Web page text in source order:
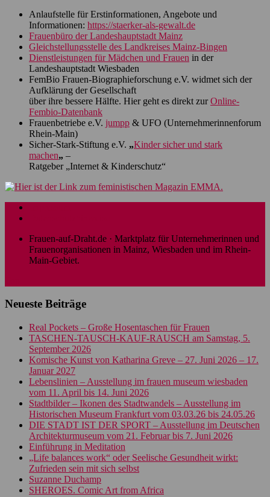
Anlaufstelle für Erstinformationen, Angebote und
Informationen: https://staerker-als-gewalt.de
Frauenbüro der Landeshauptstadt Mainz
Gleichstellungsstelle des Landkreises Mainz-Bingen
Dienstleistungen für Mädchen und Frauen in der
Landeshauptstadt Wiesbaden
FemBio Frauen-Biographieforschung e.V. widmet sich der
Aufklärung der Gesellschaft
über ihre bessere Hälfte. Hier geht es direkt zurOnline-
Fembio-Datenbank
Frauenbetriebe e.V. jumpp & UFO (Unternehmerinnenforum
Rhein-Main)
Sicher-Stark-Stiftung e.V. „Kinder sicher und stark
machen„ –
Ratgeber „Internet & Kinderschutz“
Frauen-auf-Draht.de · Marktplatz für Unternehmerinnen und
Frauenorganisationen in Mainz, Wiesbaden und im Rhein-
Main-Gebiet.
Neueste Beiträge
Real Pockets – Große Hosentaschen für Frauen
TASCHEN-TAUSCH-KAUF-RAUSCH am Samstag, 5.
September 2026
Komische Kunst von Katharina Greve – 27. Juni 2026 – 17.
Januar 2027
Lebenslinien – Ausstellung im frauen museum wiesbaden
vom 11. April bis 14. Juni 2026
Stadtbilder – Ikonen des Stadtwandels – Ausstellung im
Historischen Museum Frankfurt vom 03.03.26 bis 24.05.26
DIE STADT IST DER SPORT – Ausstellung im Deutschen
Architekturmuseum vom 21. Februar bis 7. Juni 2026
Einführung in Meditation
„Life balances work“ oder Seelische Gesundheit wirkt:
Zufrieden sein mit sich selbst
Suzanne Duchamp
SHEROES. Comic Art from Africa